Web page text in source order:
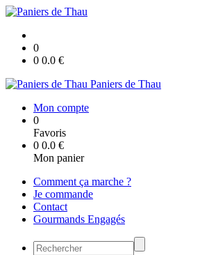
0
0 0.0 €
Paniers de Thau
Mon compte
0
Favoris
0 0.0 €
Mon panier
Comment ça marche ?
Je commande
Contact
Gourmands Engagés